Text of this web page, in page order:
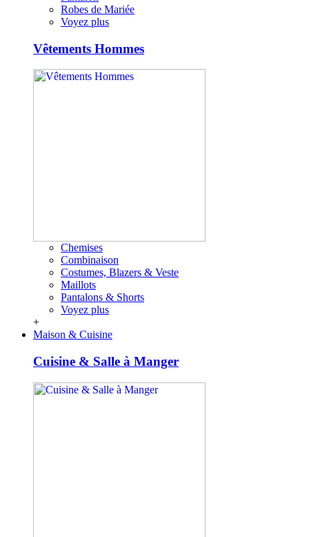
Robes de Mariée
Voyez plus
Vêtements Hommes
Chemises
Combinaison
Costumes, Blazers & Veste
Maillots
Pantalons & Shorts
Voyez plus
+
Maison & Cuisine
Cuisine & Salle à Manger